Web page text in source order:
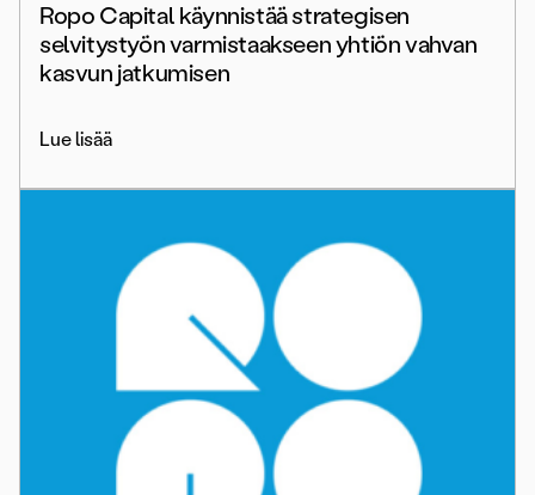
Ropo Capital käynnistää strategisen
selvitystyön varmistaakseen yhtiön vahvan
kasvun jatkumisen
Lue lisää